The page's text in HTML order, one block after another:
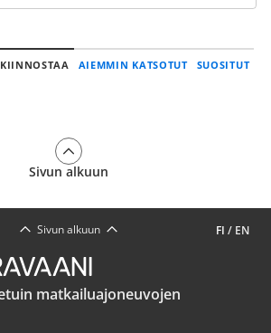
AIEMMIN KATSOTUT SUOSITUT
Sivun alkuun
FI / EN
Sivun alkuun
matkailuajoneuvojen